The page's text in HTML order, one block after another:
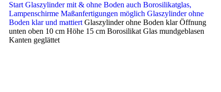
Start Glaszylinder mit & ohne Boden auch Borosilikatglas,
Lampenschirme Maßanfertigungen möglich Glaszylinder ohne
Boden klar und mattiert Glaszylinder ohne Boden klar Öffnung
unten oben 10 cm Höhe 15 cm Borosilikat Glas mundgeblasen
Kanten geglättet